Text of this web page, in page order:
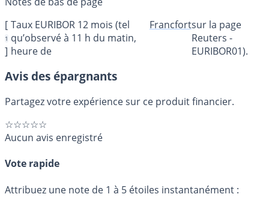
[
1
]
Taux EURIBOR 12 mois (tel
qu’observé à 11 h du matin,
heure de
Francfortsur la page
Reuters -
EURIBOR01).
Avis des épargnants
Partagez votre expérience sur ce produit financier.
☆☆☆☆☆
Aucun avis enregistré
Vote rapide
Attribuez une note de 1 à 5 étoiles instantanément :